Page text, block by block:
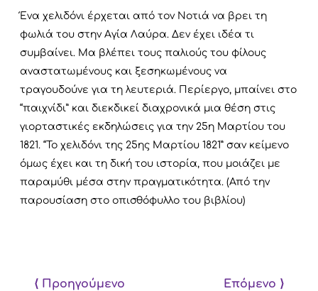
Ένα χελιδόνι έρχεται από τον Νοτιά να βρει τη
φωλιά του στην Αγία Λαύρα. Δεν έχει ιδέα τι
συμβαίνει. Μα βλέπει τους παλιούς του φίλους
αναστατωμένους και ξεσηκωμένους να
τραγουδούνε για τη λευτεριά. Περίεργο, μπαίνει στο
“παιχνίδι” και διεκδικεί διαχρονικά μια θέση στις
γιορταστικές εκδηλώσεις για την 25η Μαρτίου του
1821. “Το χελιδόνι της 25ης Μαρτίου 1821” σαν κείμενο
όμως έχει και τη δική του ιστορία, που μοιάζει με
παραμύθι μέσα στην πραγματικότητα. (Από την
παρουσίαση στο οπισθόφυλλο του βιβλίου)
⟨ Προηγούμενο Επόμενο ⟩